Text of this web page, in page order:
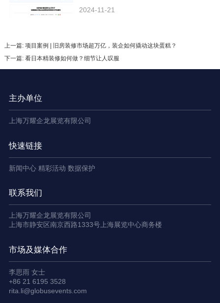
2024-11-21
上一篇: 项目案例 | 旧房装修市场超万亿，装企如何撬动这块蛋糕？
下一篇: 看日本精装修如何做？细节让人叹服
主办单位
上海万耀企龙展览有限公司
快速链接
新闻中心 精彩活动 数据保护
联系我们
上海万耀企龙展览有限公司
上海市静安区南京西路1333号上海展览中心商务楼
市场及媒体合作
李思雨 女士
+86 21 6195 3528
rita.li@globusevents.com